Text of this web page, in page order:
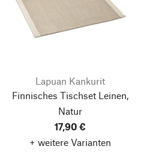
Lapuan Kankurit
Finnisches Tischset Leinen,
Natur
17,90 €
+ weitere Varianten